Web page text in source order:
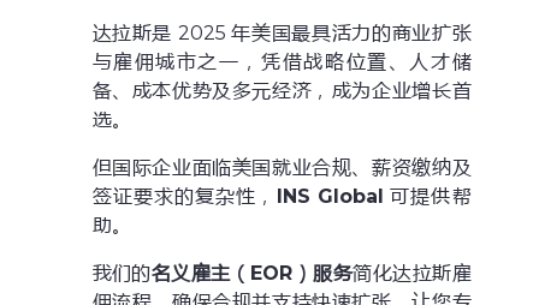
达拉斯是 2025 年美国最具活力的商业扩张
与雇佣城市之一，凭借战略位置、人才储
备、成本优势及多元经济，成为企业增长首
选。
但国际企业面临美国就业合规、薪资缴纳及
签证要求的复杂性， INS Global 可提供帮
助。
我们的名义雇主（EOR）服务简化达拉斯雇